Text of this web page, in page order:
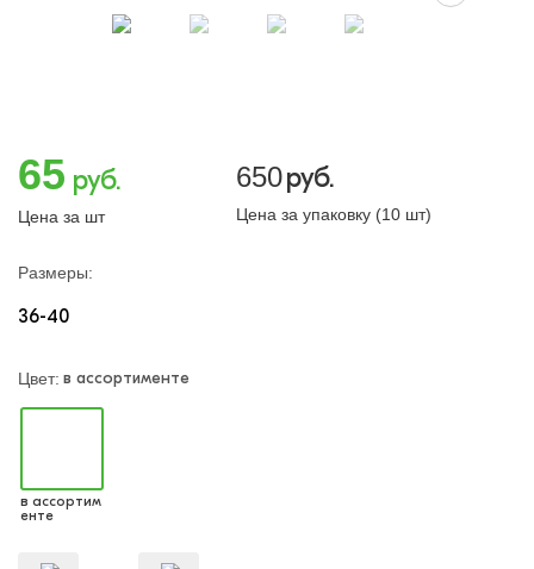
65 руб.
Цена за шт
650руб.
Цена за упаковку (10 шт)
Размеры:
36-40
Цвет: в ассортименте
в ассортим
енте